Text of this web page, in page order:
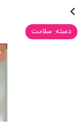
دسته: سلامت